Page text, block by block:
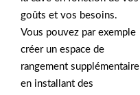
goûts et vos besoins.
Vous pouvez par exemple
créer un espace de
rangement supplémentaire
en installant des